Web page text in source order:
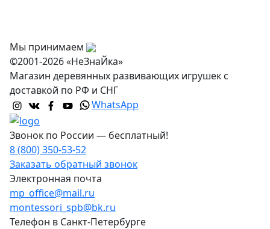
Мы принимаем
©2001-2026 «НеЗнаЙка»
Магазин деревянных развивающих игрушек с
доставкой по РФ и СНГ
WhatsApp
Звонок по России — бесплатный!
8 (800) 350-53-52
Заказать обратный звонок
Электронная почта
mp_office@mail.ru
montessori_spb@bk.ru
Телефон в Санкт-Петербурге